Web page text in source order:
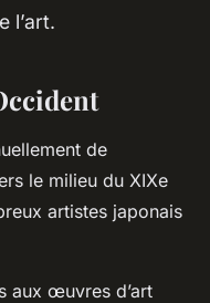
l’art.
de
le milieu du XIXe
artistes japonais
aux œuvres d’art